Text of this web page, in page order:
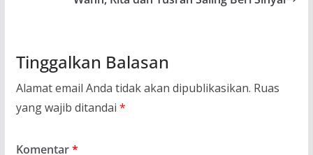
Tinggalkan Balasan
Alamat email Anda tidak akan dipublikasikan. Ruas
yang wajib ditandai *
Komentar*